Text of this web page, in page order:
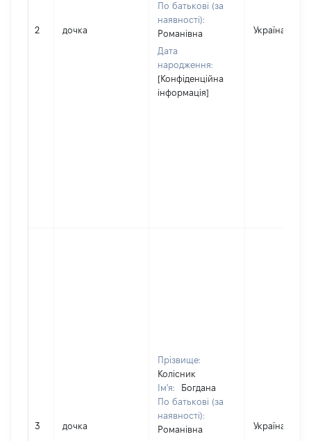
2 дочка
По батькові (за
наявності):
Романівна
Дата
народження:
[Конфіденційна
інформація]
Україна
3 дочка
Прізвище:
Колісник
Ім'я:
Богдана
По батькові (за
наявності):
Романівна
Україна